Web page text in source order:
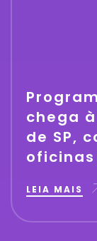
chega
de SP,
LEIA MAIS